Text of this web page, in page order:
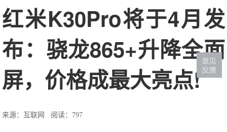
红米K30Pro将于4月发
布：骁龙865+升降全面
屏，价格成最大亮点!
来源：互联网 阅读：797